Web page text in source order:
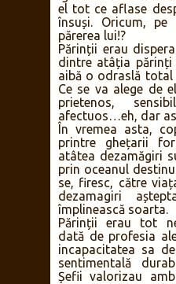
el tot ce aflase
însuși. Oricum,
părerea lui!?
Părinții erau
dintre atâția
aibă o odraslă total
Ce se va alege de
prietenos,
afectuos…eh, dar
În vremea asta,
printre ghețarii
atâtea dezamăgiri
prin oceanul
se, firesc, către
dezamagiri
împlinească soarta.
Părinții erau tot
dată de profesia
incapacitatea sa
sentimentală
Șefii valorizau